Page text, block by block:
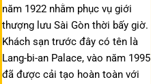
năm 1922 nhằm phục vụ giới
thượng lưu Sài Gòn thời bấy giờ.
Khách sạn trước đây có tên là
Lang-bi-an Palace, vào năm 1995
đã được cải tạo hoàn toàn với